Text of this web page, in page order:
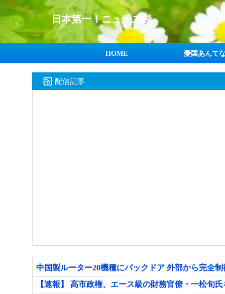
日本第一！ニュース録
HOME 憂国あんて
配信記事
中国製ルーター20機種にバックドア 外部から完全
【速報】 高市政権、エース級の財務官僚・一松旬